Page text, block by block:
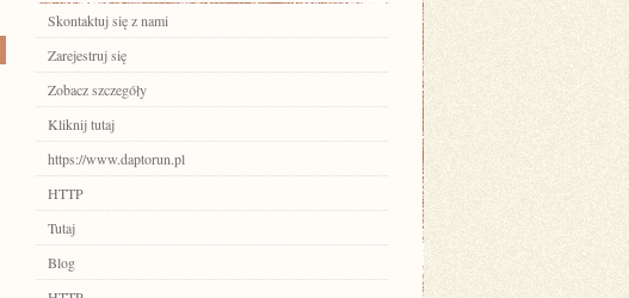
Skontaktuj się z nami
Zarejestruj się
Zobacz szczegóły
Kliknij tutaj
https://www.daptorun.pl
HTTP
Tutaj
Blog